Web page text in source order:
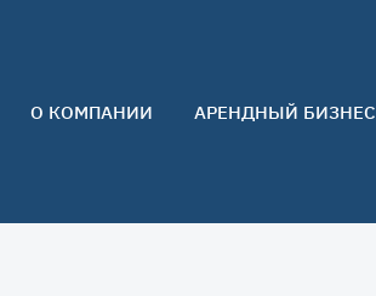
О КОМПАНИИ
Команда
АРЕНДНЫЙ БИЗНЕС